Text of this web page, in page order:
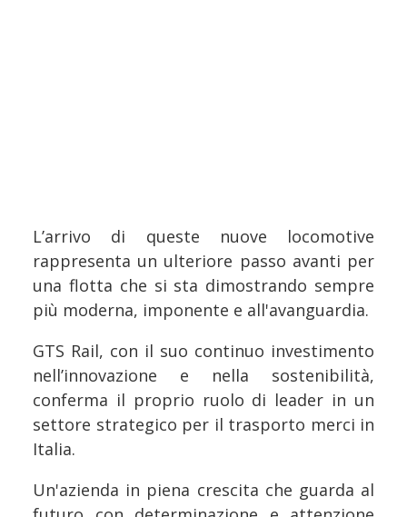
L’arrivo di queste nuove locomotive
rappresenta un ulteriore passo avanti per
una flotta che si sta dimostrando sempre
più moderna, imponente e all'avanguardia.
GTS Rail, con il suo continuo investimento
nell’innovazione e nella sostenibilità,
conferma il proprio ruolo di leader in un
settore strategico per il trasporto merci in
Italia.
Un'azienda in piena crescita che guarda al